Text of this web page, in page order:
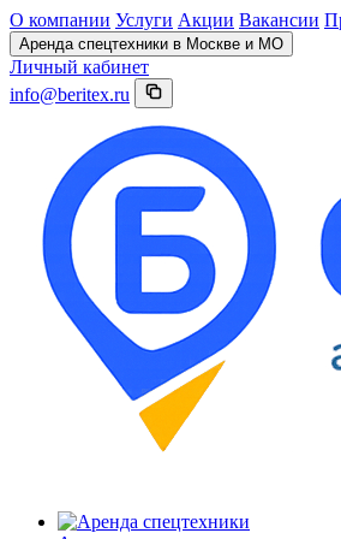
О компании Услуги Акции Вакансии
Аренда спецтехники в Москве и МО
Личный кабинет
info@beritex.ru